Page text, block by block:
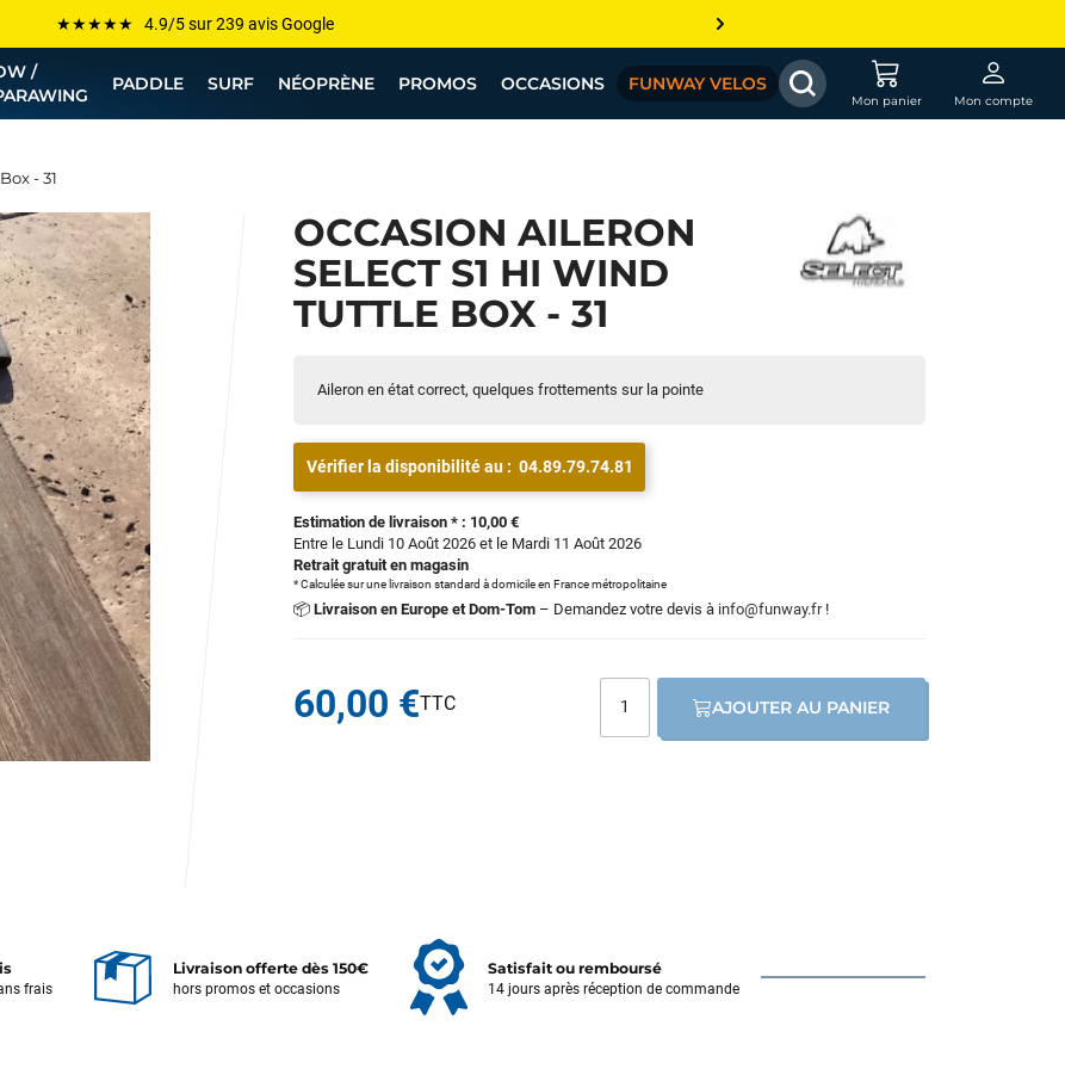
Les plus grandes marques sont chez Funway
Jusqu’à -75% de remise sur le windsurf, wingfoil, etc...
💰 Meilleur prix garanti — Moins cher ailleurs ? On s’aligne !
/
PADDLE SURF NÉOPRÈNE PROMOS OCCASIONS FUNWAY VELOS
Mon panier Mon compte
- 31
OCCASION AILERON
SELECT S1 HI WIND
TUTTLE BOX - 31
Aileron en état correct, quelques frottements sur la pointe
Vérifier la disponibilité au : 04.89.79.74.81
Estimation de livraison * : 10,00 €
Entre le Lundi 10 Août 2026 et le Mardi 11 Août 2026
Retrait gratuit en magasin
* Calculée sur une livraison standard à domicile en France métropolitaine
📦 Livraison en Europe et Dom-Tom – Demandez votre devis à info@funway.fr!
60,00 € AJOUTER AU PANIER
frais
Livraison offerte dès 150€
hors promos et occasions
Satisfait ou remboursé
14 jours après réception de commande